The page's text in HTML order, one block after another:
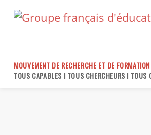
MOUVEMENT DE RECHERCHE ET DE
TOUS CAPABLES ! TOUS CHERCHEURS ! TOUS